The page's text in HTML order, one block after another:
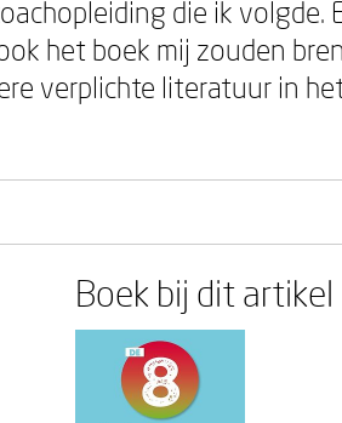
die ik volgde.
het boek mij zouden
verplichte literatuur in
Boek bij dit artikel